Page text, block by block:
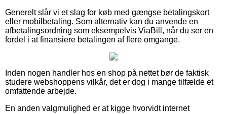
Generelt slår vi et slag for køb med gængse betalingskort
eller mobilbetaling. Som alternativ kan du anvende en
afbetalingsordning som eksempelvis ViaBill, når du ser en
fordel i at finansiere betalingen af flere omgange.
Inden nogen handler hos en shop på nettet bør de faktisk
studere webshoppens vilkår, det er dog i mange tilfælde et
omfattende arbejde.
En anden valgmulighed er at kigge hvorvidt internet